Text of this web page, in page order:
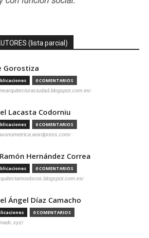
(lista parcial)
Gorostiza
0 COMENTARIOS
Lacasta Codorniu
0 COMENTARIOS
Hernández Correa
0 COMENTARIOS
Ángel Díaz Camacho
0 COMENTARIOS